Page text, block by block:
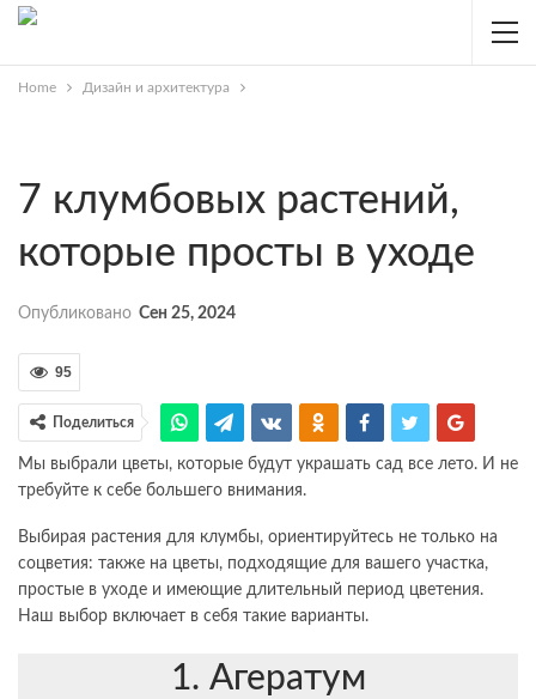
Home Дизайн и архитектура
7 клумбовых растений,
которые просты в уходе
Опубликовано Сен 25, 2024
95
Поделиться
Мы выбрали цветы, которые будут украшать сад все лето. И не
требуйте к себе большего внимания.
Выбирая растения для клумбы, ориентируйтесь не только на
соцветия: также на цветы, подходящие для вашего участка,
простые в уходе и имеющие длительный период цветения.
Наш выбор включает в себя такие варианты.
1. Агератум